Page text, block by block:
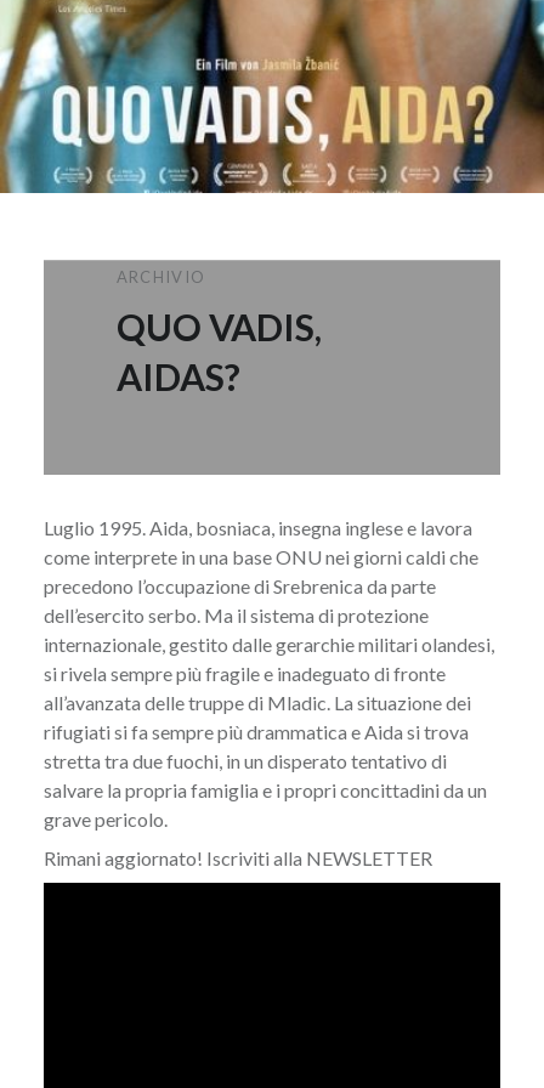
ARCHIVIO
QUO VADIS,
AIDAS?
Luglio 1995. Aida, bosniaca, insegna inglese e lavora
come interprete in una base ONU nei giorni caldi che
precedono l’occupazione di Srebrenica da parte
dell’esercito serbo. Ma il sistema di protezione
internazionale, gestito dalle gerarchie militari olandesi,
si rivela sempre più fragile e inadeguato di fronte
all’avanzata delle truppe di Mladic. La situazione dei
rifugiati si fa sempre più drammatica e Aida si trova
stretta tra due fuochi, in un disperato tentativo di
salvare la propria famiglia e i propri concittadini da un
grave pericolo.
Rimani aggiornato! Iscriviti alla NEWSLETTER